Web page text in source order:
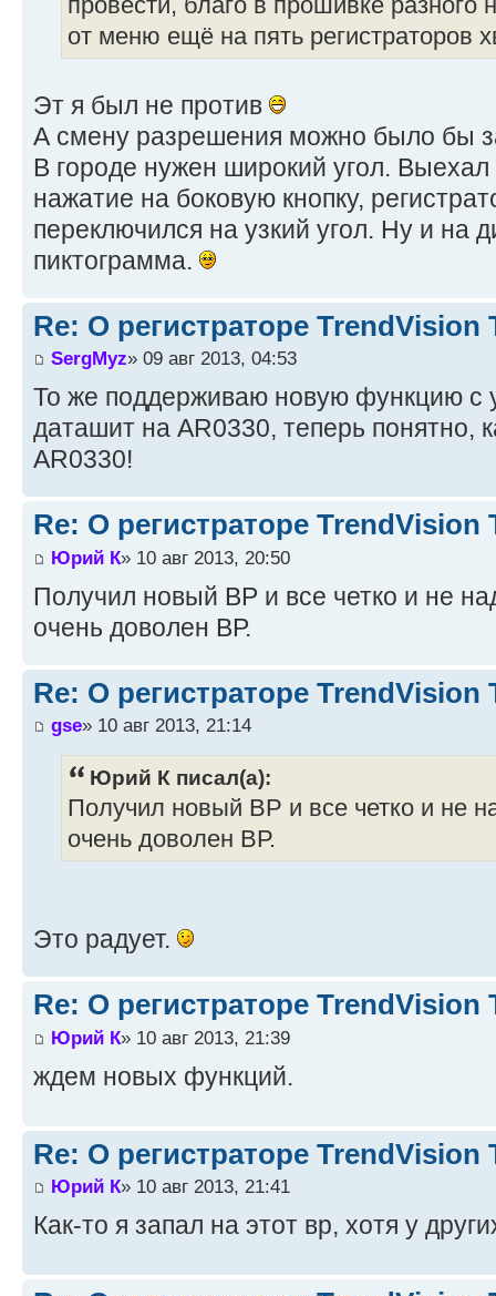
от меню ещё на пять регистраторов
Эт я был не против
А смену разрешения можно было бы
В городе нужен широкий угол. Выехал
нажатие на боковую кнопку,
переключился на узкий угол. Ну и на
пиктограмма.
Re: О регистраторе TrendVision
SergMyz» 09 авг 2013, 04:53
То же поддерживаю новую функцию с
даташит на AR0330, теперь понятно,
AR0330!
Re: О регистраторе TrendVision
Юрий К» 10 авг 2013, 20:50
Получил новый ВР и все четко и не
очень доволен ВР.
Re: О регистраторе TrendVision
gse» 10 авг 2013, 21:14
Юрий К писал(а):
Получил новый ВР и все четко и не
очень доволен ВР.
Это радует.
Re: О регистраторе TrendVision
Юрий К» 10 авг 2013, 21:39
ждем новых функций.
Re: О регистраторе TrendVision
Юрий К» 10 авг 2013, 21:41
Как-то я запал на этот вр, хотя у